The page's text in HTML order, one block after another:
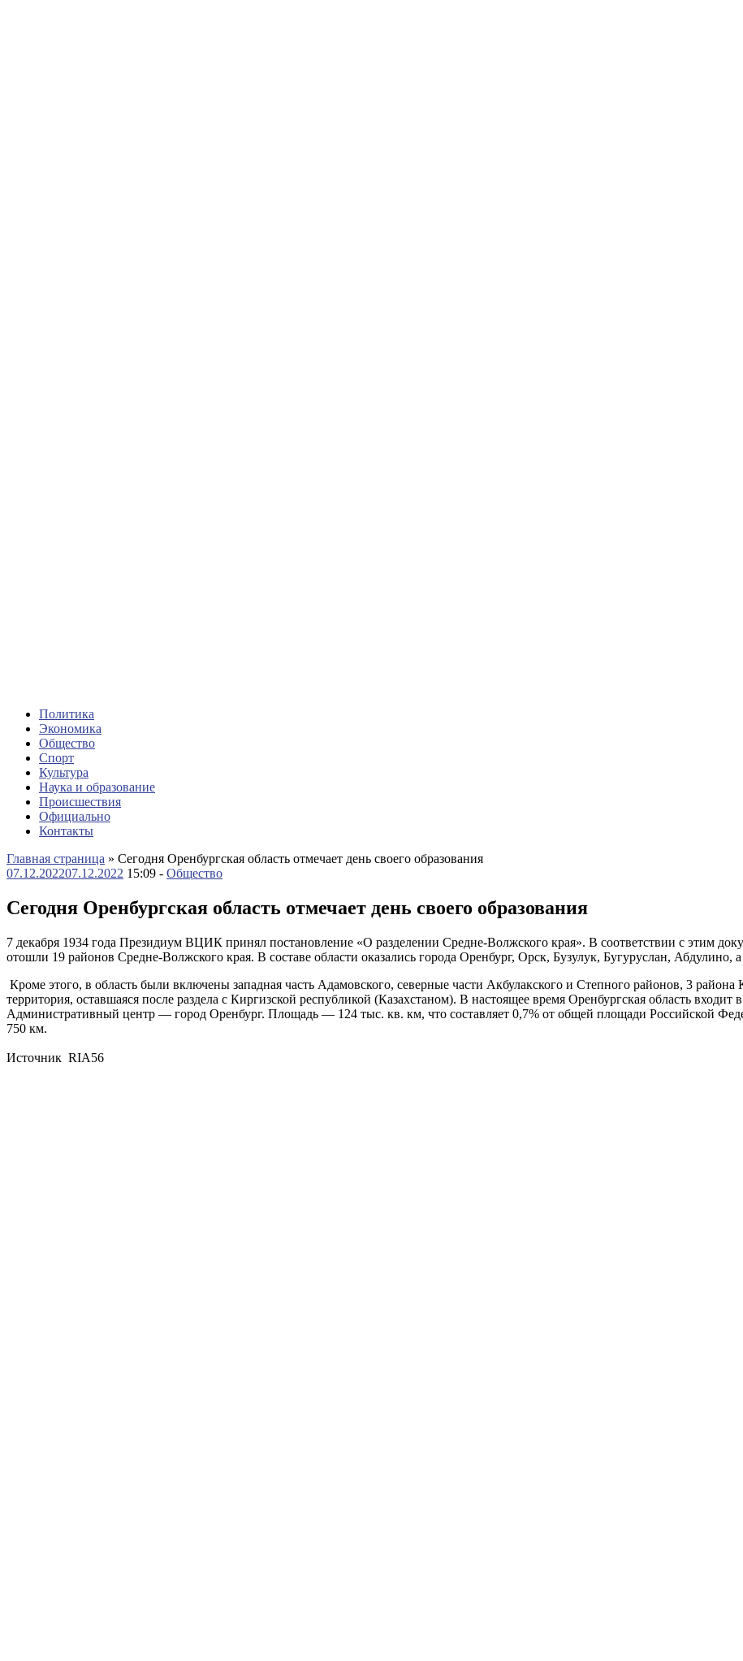
Политика
Экономика
Общество
Спорт
Культура
Наука и образование
Происшествия
Официально
Контакты
Главная страница » Сегодня Оренбургская область отмечает день своего образования
07.12.202207.12.2022 15:09 - Общество
Сегодня Оренбургская область отмечает день своего образования
7 декабря 1934 года Президиум ВЦИК принял постановление «О разделении Средне-Волжского края». В соответствии с этим
отошли 19 районов Средне-Волжского края. В составе области оказались города Оренбург, Орск, Бузулук, Бугуруслан, Абдулино,
Кроме этого, в область были включены западная часть Адамовского, северные части Акбулакского и Степного районов, 3 района
территория, оставшаяся после раздела с Киргизской республикой (Казахстаном). В настоящее время Оренбургская область входит
Административный центр — город Оренбург. Площадь — 124 тыс. кв. км, что составляет 0,7% от общей площади Российской
750 км.
Источник RIA56